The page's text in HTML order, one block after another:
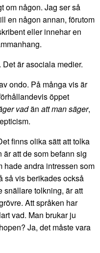
om någon. Jag ser så
en någon annan, förutom
eller innehar en
är asociala medier.
ondo. På många vis är
öppet
vadän att man säger,
finns olika sätt att tolka
att de som befann sig
hade andra intressen som
så vis berikades också
snällare tolkning, är att
Att språken har
vad. Man brukar ju
Ja, det måste vara